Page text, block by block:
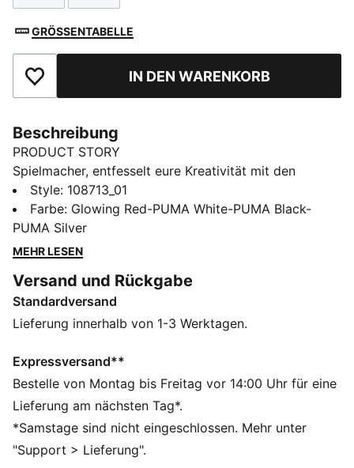
GRÖSSENTABELLE
Zu Favoriten hinzufügenIN DEN WARENKORB
Beschreibung
PRODUCT STORY
Spielmacher, entfesselt eure Kreativität mit den
FUTURE 9 MATCH. Das Obermaterial bietet dank des
weichen, leichten Basismaterials, des elastischen
Strickkragens und der mittelhohen Konstruktion eine
flexible, sichere und stützende Passform. Gezielte
am Ball. Die Stollenform und -platzierung rund um den
Drehpunkt sorgen für 360-Grad-Agilität und absolute
Bewegungsfreiheit – damit du die Verteidiger ganz
FEATURES + VORTEILE
Das Obermaterial der Schuhe besteht zu mindestens
20 % aus recycelten Materialien
PASSFORM: Weiches, leichtes Mesh-Obermaterial mit
elastischem Strickschaft und halbhoher Konstruktion –
für eine flexible, sichere und stützende Passform
Style: 108713_01
Farbe: Glowing Red-PUMA White-PUMA Black-
PUMA Silver
MEHR LESEN
Versand und Rückgabe
Standardversand
Lieferung innerhalb von 1-3 Werktagen.
Expressversand**
Bestelle von Montag bis Freitag vor 14:00 Uhr für eine
Lieferung am nächsten Tag*.
*Samstage sind nicht eingeschlossen. Mehr unter
"Support > Lieferung".